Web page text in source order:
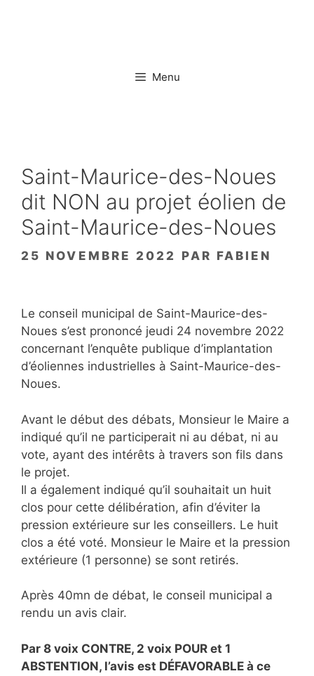
Menu
Saint-Maurice-des-Noues
dit NON au projet éolien de
Saint-Maurice-des-Noues
25 NOVEMBRE 2022 PAR FABIEN
Le conseil municipal de Saint-Maurice-des-
Noues s’est prononcé jeudi 24 novembre 2022
concernant l’enquête publique d’implantation
d’éoliennes industrielles à Saint-Maurice-des-
Noues.
Avant le début des débats, Monsieur le Maire a
indiqué qu’il ne participerait ni au débat, ni au
vote, ayant des intérêts à travers son fils dans
le projet.
Il a également indiqué qu’il souhaitait un huit
clos pour cette délibération, afin d’éviter la
pression extérieure sur les conseillers. Le huit
clos a été voté. Monsieur le Maire et la pression
extérieure (1 personne) se sont retirés.
Après 40mn de débat, le conseil municipal a
rendu un avis clair.
Par 8 voix CONTRE, 2 voix POUR et 1
ABSTENTION, l’avis est DÉFAVORABLE à ce